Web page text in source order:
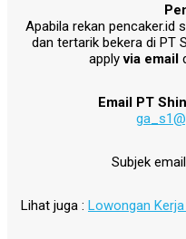
Apabila rekan pencaker.id
dan tertarik bekera di PT
applyvia email
Email PT
Subjek
Lihat juga : Lowongan